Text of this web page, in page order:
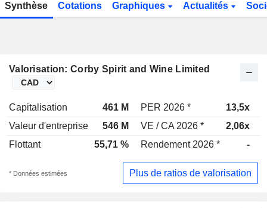
Synthèse Cotations Graphiques Actualités
Valorisation: Corby Spirit and Wine Limited
Capitalisation 461 M PER 2026 * 13,5x
Valeur d'entreprise
546 M VE / CA 2026 * 2,06x
Flottant
55,71 % Rendement 2026 * -
* Données estimées Plus de ratios de valorisation